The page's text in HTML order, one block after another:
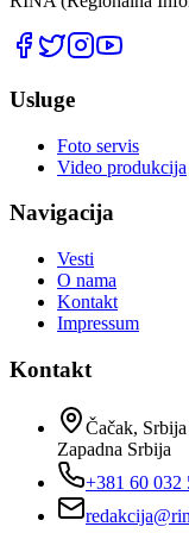
Usluge
Foto servis
Video produkcija
Navigacija
Vesti
O nama
Kontakt
Impressum
Kontakt
Čačak, Srbija
Zapadna Srbija
+381 60 032